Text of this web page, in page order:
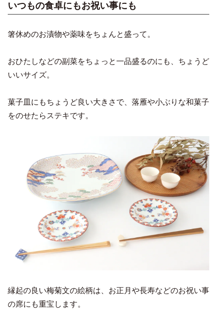
いつもの食卓にもお祝い事にも
箸休めのお漬物や薬味をちょんと盛って。
おひたしなどの副菜をちょっと一品盛るのにも、ちょうど
いいサイズ。
菓子皿にもちょうど良い大きさで、落雁や小ぶりな和菓子
をのせたらステキです。
縁起の良い梅菊文の絵柄は、お正月や長寿などのお祝い事
の席にも重宝します。